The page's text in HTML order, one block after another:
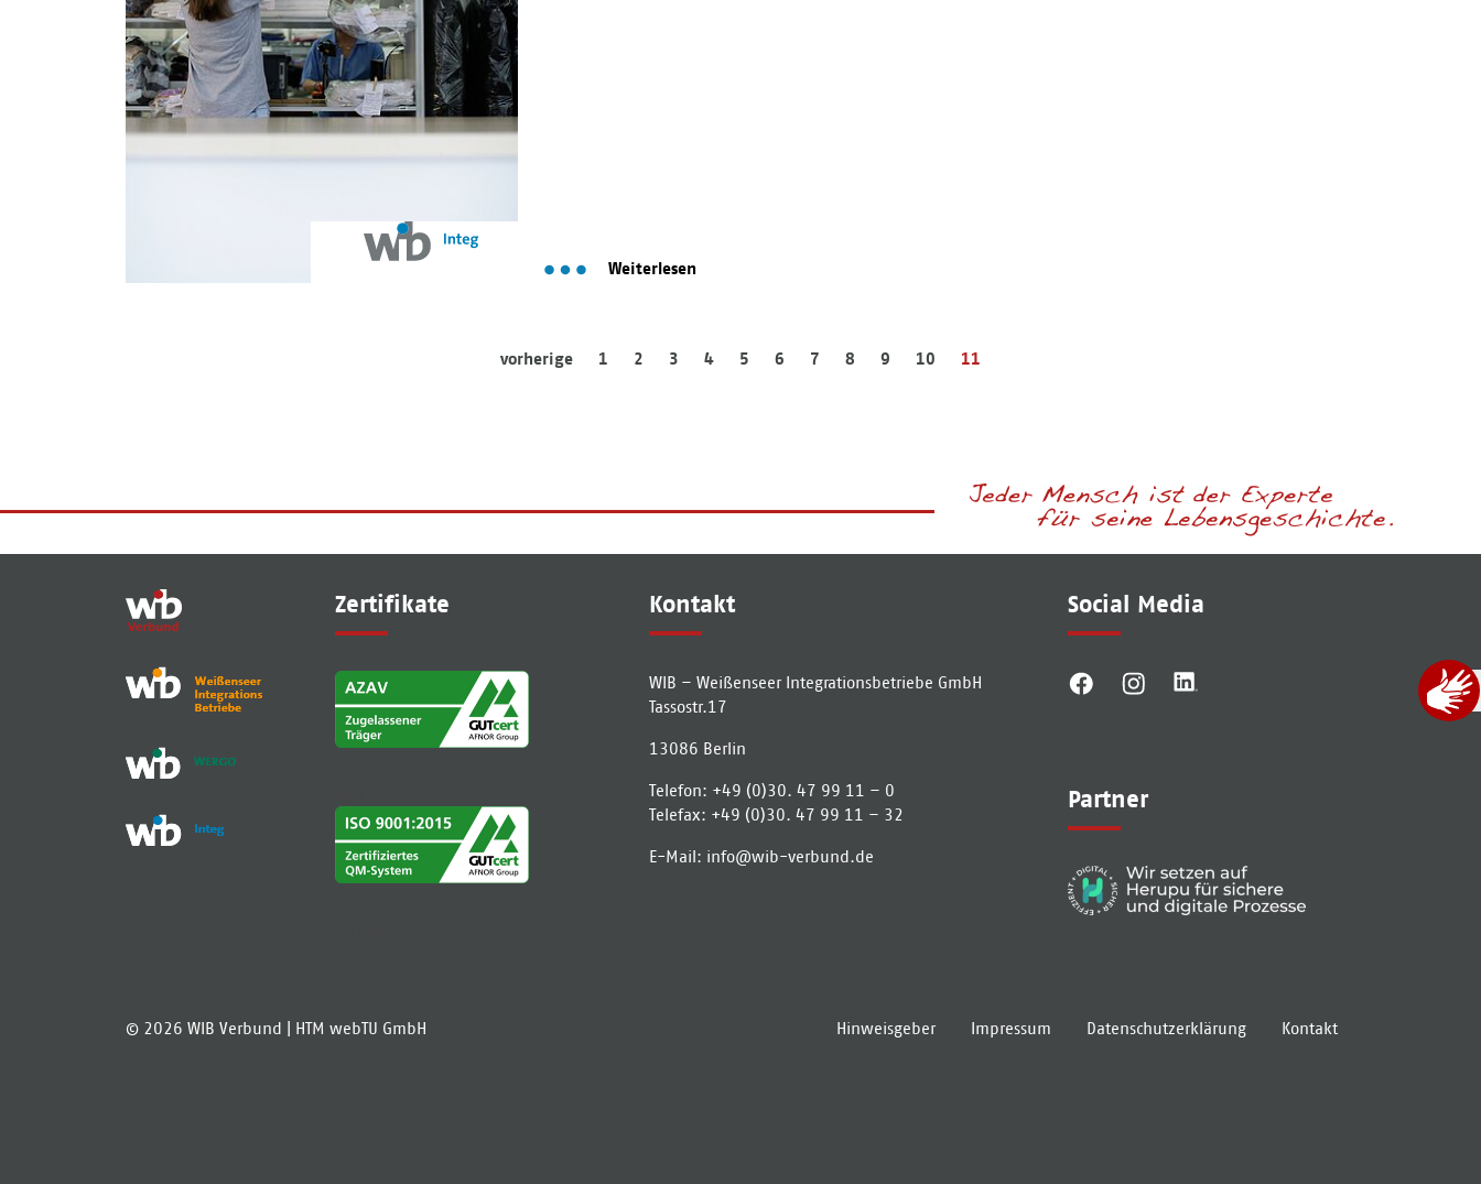
Weiterlesen
vorherige 1 2 3 4 5 6 7 8 9 10 11
Zertifikate Kontakt
WIB – Weißenseer Integrationsbetriebe GmbH
Tassostr.17
13086 Berlin
Telefon: +49 (0)30. 47 99 11 – 0
Telefax: +49 (0)30. 47 99 11 – 32
E-Mail: info­@­wib-verbund­.­de
Social Media
Partner
© 2026 WIB Verbund | HTM webTU GmbH Hinweisgeber Impressum Datenschutzerklärung Kontakt